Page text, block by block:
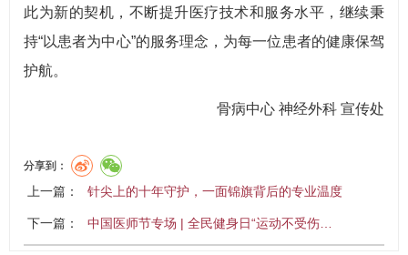
此为新的契机，不断提升医疗技术和服务水平，继续秉
持“以患者为中心”的服务理念，为每一位患者的健康保驾
护航。
骨病中心 神经外科 宣传处
分享到：
上一篇： 针尖上的十年守护，一面锦旗背后的专业温度
下一篇： 中国医师节专场 | 全民健身日“运动不受伤…